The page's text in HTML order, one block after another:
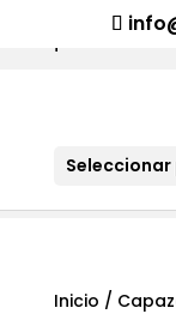
¡Aviso importante
Inicio /